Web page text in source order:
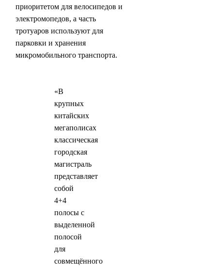
приоритетом для велосипедов и
электромопедов, а часть
тротуаров используют для
парковки и хранения
микромобильного транспорта.
«В
крупных
китайских
мегаполисах
классическая
городская
магистраль
представляет
собой
4+4
полосы с
выделенной
полосой
для
совмещённого